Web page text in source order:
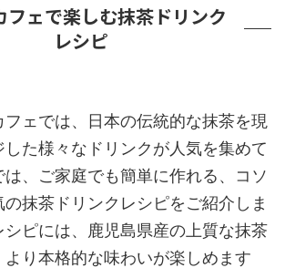
フェで楽しむ抹茶ドリンク
レシピ
フェでは、日本の伝統的な抹茶を現
た様々なドリンクが人気を集めて
、ご家庭でも簡単に作れる、コソ
抹茶ドリンクレシピをご紹介しま
ピには、鹿児島県産の上質な抹茶
より本格的な味わいが楽しめます